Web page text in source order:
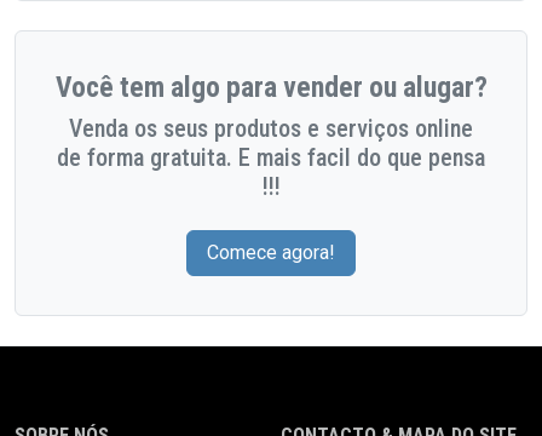
Você tem algo para vender ou alugar?
Venda os seus produtos e serviços online
de forma gratuita. E mais facil do que pensa
!!!
Comece agora!